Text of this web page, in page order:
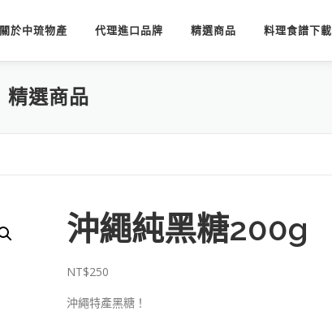
關於中琉物產 代理進口品牌 精選商品 料理食譜下載
精選商品
沖繩純黑糖200g
NT$250
沖繩特產黑糖！